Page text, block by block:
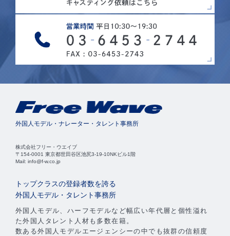
外国人モデル・ナレーター・タレント事務所
株式会社フリー・ウエイブ
〒154-0001 東京都世田谷区池尻3-19-10NKビル1階
Mail: info@f-w.co.jp
トップクラスの登録者数を誇る
外国人モデル・タレント事務所
外国人モデル、ハーフモデルなど幅広い年代層と個性溢れ
た外国人タレント人材も多数在籍。
数ある外国人モデルエージェンシーの中でも抜群の信頼度